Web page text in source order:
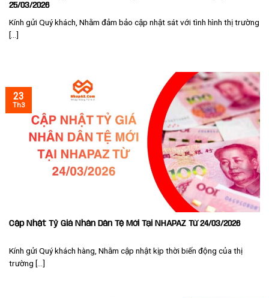
25/03/2026
Kính gửi Quý khách, Nhằm đảm bảo cập nhật sát với tình hình thị trường
[...]
Cập Nhật Tỷ Giá Nhân Dân Tệ Mới Tại NHAPAZ Từ 24/03/2026
Kính gửi Quý khách hàng, Nhằm cập nhật kịp thời biến động của thị
trường [...]
23
Th3